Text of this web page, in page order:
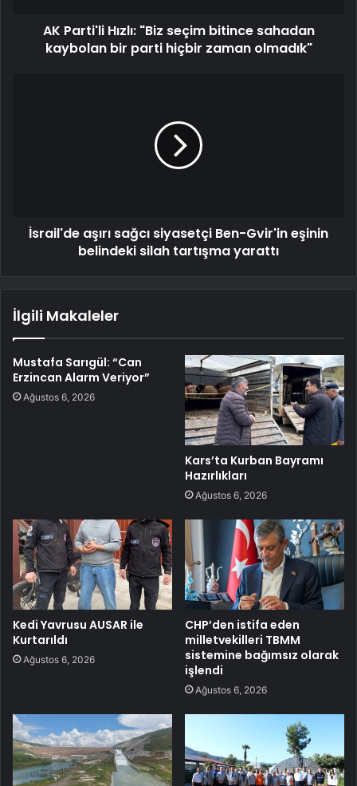
AK Parti'li Hızlı: "Biz seçim bitince sahadan
kaybolan bir parti hiçbir zaman olmadık"
İsrail'de aşırı sağcı siyasetçi Ben-Gvir'in eşinin
belindeki silah tartışma yarattı
İlgili Makaleler
Mustafa Sarıgül: “Can
Erzincan Alarm Veriyor”
Ağustos 6, 2026
Kars’ta Kurban Bayramı
Hazırlıkları
Ağustos 6, 2026
Kedi Yavrusu AUSAR ile
Kurtarıldı
Ağustos 6, 2026
CHP’den istifa eden
milletvekilleri TBMM
sistemine bağımsız olarak
işlendi
Ağustos 6, 2026